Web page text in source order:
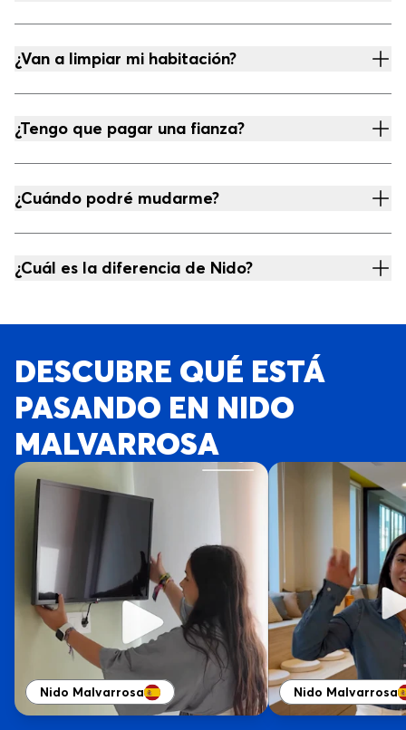
¿Van a limpiar mi habitación?
¿Tengo que pagar una fianza?
¿Cuándo podré mudarme?
¿Cuál es la diferencia de Nido?
DESCUBRE QUÉ ESTÁ
PASANDO EN NIDO
MALVARROSA
Nido Malvarrosa Nido Malvarrosa